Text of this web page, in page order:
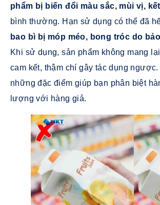
phẩm bị biến đổi màu sắc, mùi vị,
bình thường. Hạn sử dụng có thể đã
bao bì bị móp méo, bong tróc do
Khi sử dụng, sản phẩm không mang
cam kết, thậm chí gây tác dụng
những đặc điểm giúp bạn phân biệt
lượng với hàng giả.